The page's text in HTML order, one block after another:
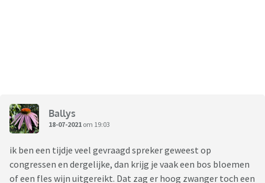
Ballys
18-07-2021 om 19:03
ik ben een tijdje veel gevraagd spreker geweest op
congressen en dergelijke, dan krijg je vaak een bos bloemen
of een fles wijn uitgereikt. Dat zag er hoog zwanger toch een